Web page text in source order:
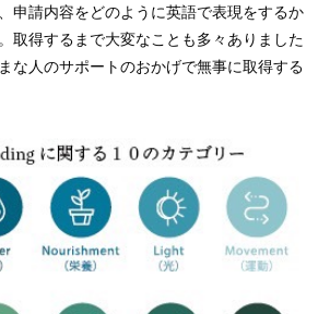
申請内容をどのように英語で表現をするか
取得するまで大変なことも多々ありました
な人のサポートのおかげで無事に取得する